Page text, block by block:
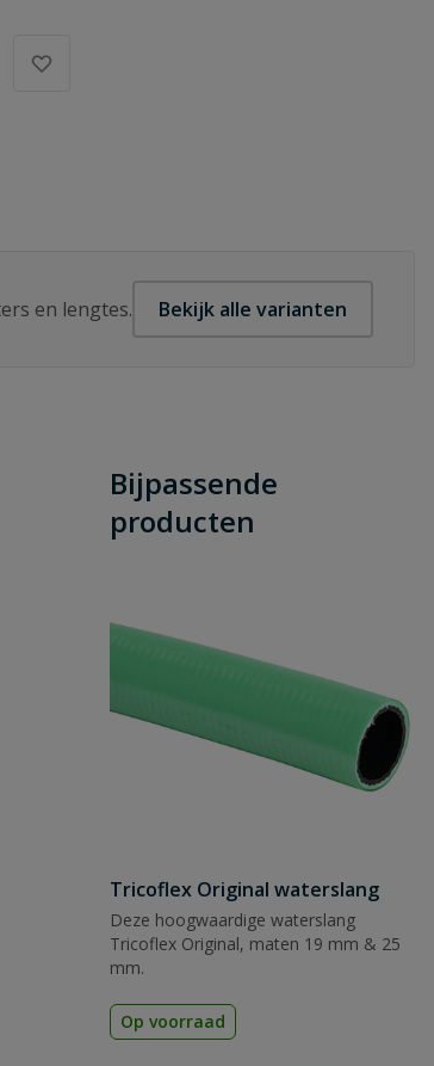
en lengtes. Bekijk alle varianten
Bijpassende
producten
Tricoflex Original waterslang
Deze hoogwaardige waterslang
Tricoflex Original, maten 19 mm & 25
mm.
Op voorraad